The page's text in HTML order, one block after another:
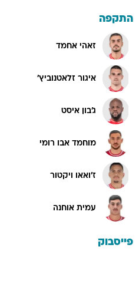
התקפה
זאהי אחמד
איגור זלאטנוביץ'
ג'בון איסט
מוחמד אבו רומי
ז'ואאו ויקטור
עמית אוחנה
פייסבוק